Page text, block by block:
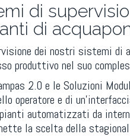
di
di
dei nostri sistemi di
produttivo nel suo
2.0 e le Soluzioni
operatore e di
automatizzati da
la scelta della